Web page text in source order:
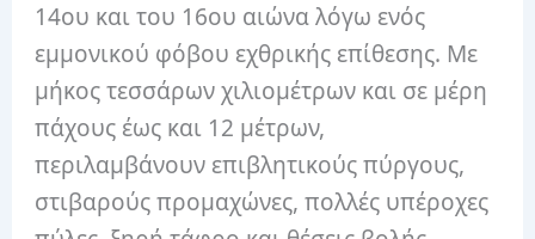
14ου και του 16ου αιώνα λόγω ενός
εμμονικού φόβου εχθρικής επίθεσης. Με
μήκος τεσσάρων χιλιομέτρων και σε μέρη
πάχους έως και 12 μέτρων,
περιλαμβάνουν επιβλητικούς πύργους,
στιβαρούς προμαχώνες, πολλές υπέροχες